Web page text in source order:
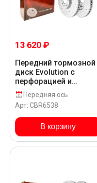
13 620 ₽
Передний тормозной
диск Evolution с
перфорацией и
насечками в покрытии
GEOMET для Hyundai
SANTA FE KRUSPS118
Передняя ось
Арт: CBR6538
В корзину